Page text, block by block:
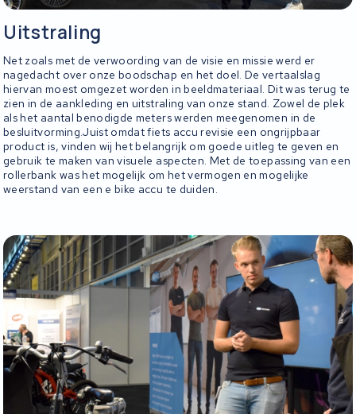
Uitstraling
Net zoals met de verwoording van de visie en missie werd er
nagedacht over onze boodschap en het doel. De vertaalslag
hiervan moest omgezet worden in beeldmateriaal. Dit was terug te
zien in de aankleding en uitstraling van onze stand. Zowel de plek
als het aantal benodigde meters werden meegenomen in de
besluitvorming.Juist omdat fiets accu revisie een ongrijpbaar
product is, vinden wij het belangrijk om goede uitleg te geven en
gebruik te maken van visuele aspecten. Met de toepassing van een
rollerbank was het mogelijk om het vermogen en mogelijke
weerstand van een e bike accu te duiden.